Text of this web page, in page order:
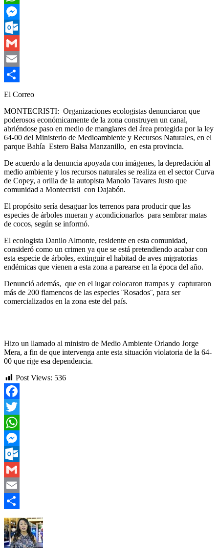
WhatsApp
Messenger
Outlook.com
Gmail
Email
Compartir
El Correo
MONTECRISTI: Organizaciones ecologistas denunciaron que
poderosos económicamente de la zona construyen un canal,
abriéndose paso en medio de manglares del área protegida por la ley
64-00 del Ministerio de Medioambiente y Recursos Naturales, en el
parque Bahía Estero Balsa Manzanillo, en esta provincia.
De acuerdo a la denuncia apoyada con imágenes, la depredación al
medio ambiente y los recursos naturales se realiza en el sector Curva
de Copey, a orilla de la autopista Manolo Tavares Justo que
comunidad a Montecristi con Dajabón.
El propósito sería desaguar los terrenos para producir que las
especies de árboles mueran y acondicionarlos para sembrar matas
de cocos, según se informó.
El ecologista Danilo Almonte, residente en esta comunidad,
consideró como un crimen ya que se está pretendiendo acabar con
esta especie de árboles, extinguir el habitad de aves migratorias
endémicas que vienen a esta zona a parearse en la época del año.
Denunció además, que en el lugar colocaron trampas y capturaron
más de 200 flamencos de las especies ¨Rosados¨, para ser
comercializados en la zona este del país.
Hizo un llamado al ministro de Medio Ambiente Orlando Jorge
Mera, a fin de que intervenga ante esta situación violatoria de la 64-
00 que rige esa dependencia.
Post Views: 536
Facebook
Twitter
WhatsApp
Messenger
Outlook.com
Gmail
Email
Compartir